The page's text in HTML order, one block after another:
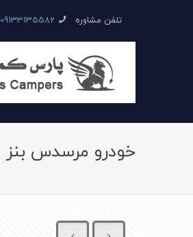
تلفن مشاوره 09133135582
خودرو مرسدس بنز E250 اتوماتیک سال 2016